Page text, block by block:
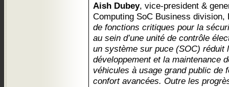
Aish Dubey, vice-president &
Computing SoC Business
de fonctions critiques pour la
au sein d’une unité de contrôle
un système sur puce (SOC)
développement et la maintenance
véhicules à usage grand public de
confort avancées. Outre les